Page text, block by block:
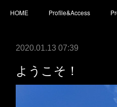
HOME Profile&Access
2020.01.13 07:39
ようこそ！